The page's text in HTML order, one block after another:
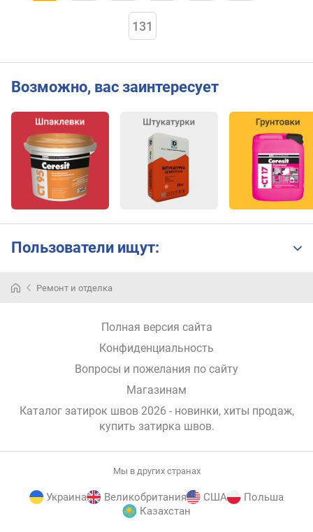
131
Возможно, вас заинтересует
Пользователи ищут:
броши
было
скреплять
куски
Ремонт и отделка
Полная версия сайта
Конфиденциальность
Вопросы и пожелания по сайту
Магазинам
Каталог затирок швов 2026 - новинки, хиты продаж,
купить затирка швов.
Мы в других странах
Украина Великобритания США
Польша
Казахстан